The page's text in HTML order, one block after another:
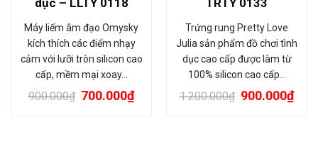
Máy liếm âm đạo Omysky
kích thích các điểm nhạy
cảm với lưỡi tròn silicon cao
cấp, mềm mại xoay…
900.000₫ 700.000₫
Trứng rung Pretty Love
Julia sản phẩm đồ chơi tình
dục cao cấp được làm từ
100% silicon cao cấp…
1.200.000₫ 900.000₫